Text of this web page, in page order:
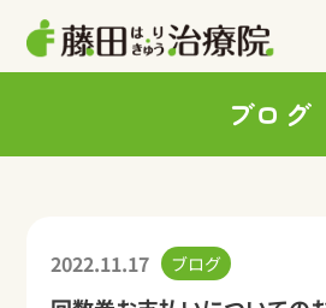
ブログ
2022.11.17 ブログ